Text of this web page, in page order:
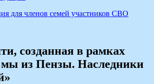
созданная в рамках
мы из Пензы. Наследники